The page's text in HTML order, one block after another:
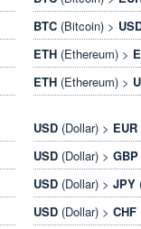
BTC (Bitcoin) >
ETH (Ethereum) >
ETH (Ethereum) >
USD (Dollar) > EUR
USD (Dollar) >GBP
USD (Dollar) >JPY
USD (Dollar) >CHF